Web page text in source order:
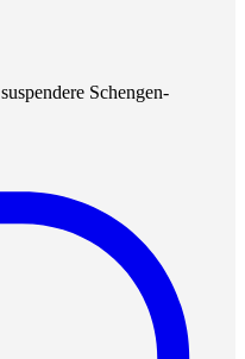
Schengen-